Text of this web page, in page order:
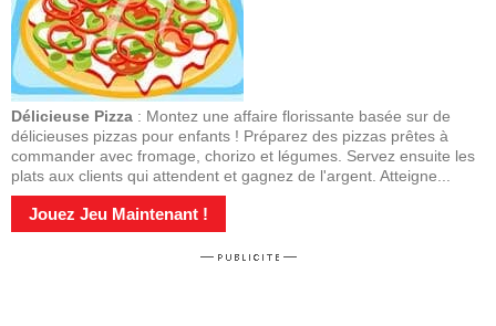
Délicieuse Pizza : Montez une affaire florissante basée sur de
délicieuses pizzas pour enfants ! Préparez des pizzas prêtes à
commander avec fromage, chorizo et légumes. Servez ensuite les
plats aux clients qui attendent et gagnez de l'argent. Atteigne...
Jouez Jeu Maintenant !